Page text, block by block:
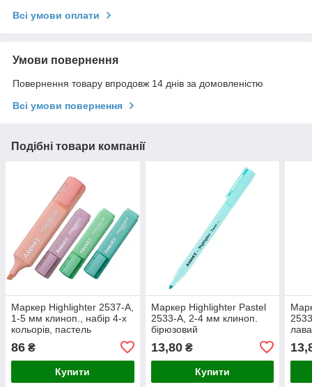
Всі умови оплати
Умови повернення
Повернення товару впродовж 14 днів за домовленістю
Всі умови повернення
Подібні товари компанії
Маркер Highlighter 2537-A,
1-5 мм клиноп., набір 4-х
кольорів, пастель
86 ₴
Купити
Маркер Highlighter Pastel
2533-A, 2-4 мм клиноп.
бірюзовий
13,80₴
Купити